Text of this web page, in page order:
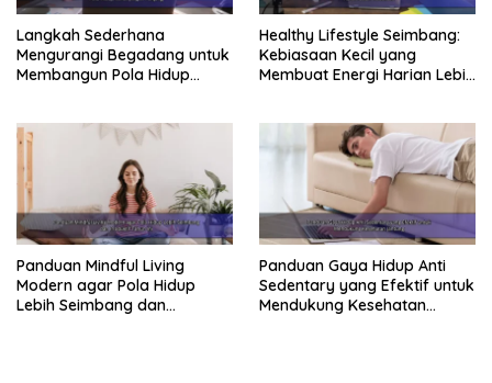
Langkah Sederhana
Mengurangi Begadang untuk
Membangun Pola Hidup
Healthy Lifestyle Seimbang:
Kebiasaan Kecil yang
Membuat Energi Harian Lebih
Panduan Mindful Living
Modern agar Pola Hidup
Lebih Seimbang dan
Panduan Gaya Hidup Anti
Sedentary yang Efektif untuk
Mendukung Kesehatan